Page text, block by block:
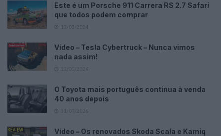
Este é um Porsche 911 Carrera RS 2.7 Safari
que todos podem comprar
Vídeo – Tesla Cybertruck – Nunca vimos
nada assim!
O Toyota mais português continua à venda
40 anos depois
Vídeo – Os renovados Skoda Scala e Kamiq